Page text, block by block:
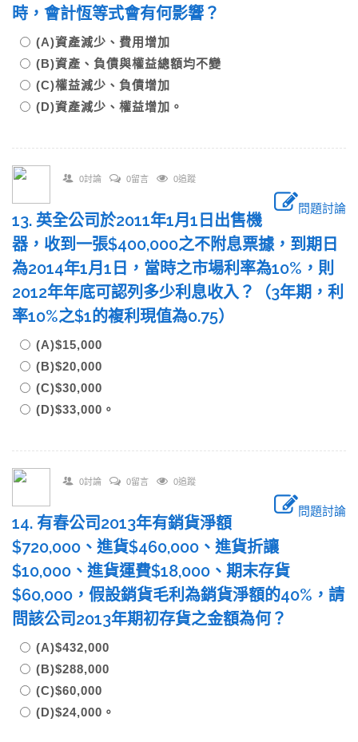
時，會計恆等式會有何影響？
(A)資產減少、費用增加
(B)資產、負債與權益總額均不變
(C)權益減少、負債增加
(D)資產減少、權益增加。
0討論 0留言 0追蹤
問題討論
13. 英全公司於2011年1月1日出售機
器，收到一張$400,000之不附息票據，到期日
為2014年1月1日，當時之市場利率為10%，則
2012年年底可認列多少利息收入？（3年期，利
率10%之$1的複利現值為0.75）
(A)$15,000
(B)$20,000
(C)$30,000
(D)$33,000。
0討論 0留言 0追蹤
問題討論
14. 有春公司2013年有銷貨淨額
$720,000、進貨$460,000、進貨折讓
$10,000、進貨運費$18,000、期末存貨
$60,000，假設銷貨毛利為銷貨淨額的40%，請
問該公司2013年期初存貨之金額為何？
(A)$432,000
(B)$288,000
(C)$60,000
(D)$24,000。